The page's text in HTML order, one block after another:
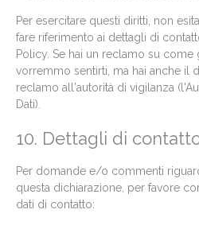
Per esercitare questi diritti, non
fare riferimento ai dettagli di
Policy. Se hai un reclamo su come
vorremmo sentirti, ma hai anche il
reclamo all'autorità di vigilanza
Dati).
10. Dettagli di
Per domande e/o commenti
questa dichiarazione, per favore
dati di contatto: